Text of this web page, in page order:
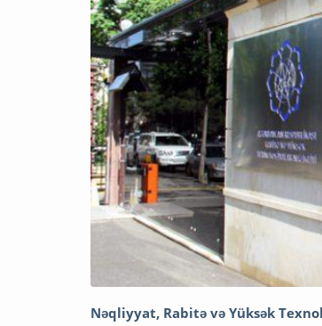
Nəqliyyat, Rabitə və Yüksək